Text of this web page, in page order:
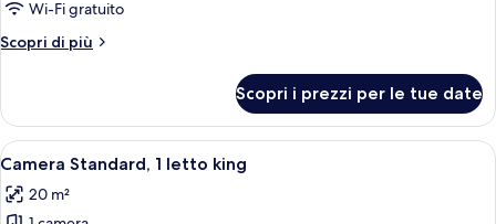
letto
Wi-Fi gratuito
Scopri di più
Altri
Deluxe,
letto
sauna
Scopri i prezzi per le tue date
Apri
tutte
le
Una stanza con una scrivania in
6
Camera Standard, 1 letto king
20 m²